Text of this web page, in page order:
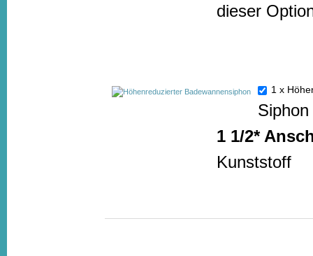
dieser
1 x
1 1/2*
Kunststoff